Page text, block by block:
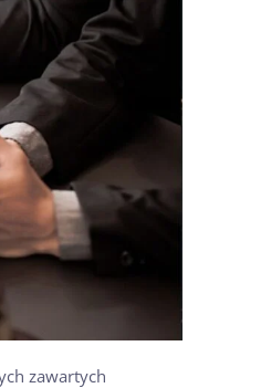
zawartych